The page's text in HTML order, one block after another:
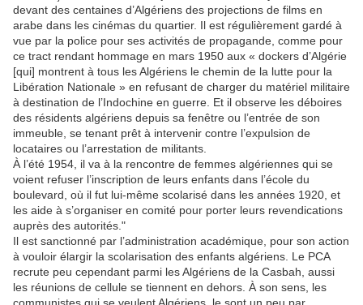
devant des centaines d’Algériens des projections de films en
arabe dans les cinémas du quartier. Il est régulièrement gardé à
vue par la police pour ses activités de propagande, comme pour
ce tract rendant hommage en mars 1950 aux « dockers d’Algérie
[qui] montrent à tous les Algériens le chemin de la lutte pour la
Libération Nationale » en refusant de charger du matériel militaire
à destination de l’Indochine en guerre. Et il observe les déboires
des résidents algériens depuis sa fenêtre ou l’entrée de son
immeuble, se tenant prêt à intervenir contre l’expulsion de
locataires ou l’arrestation de militants.
À l’été 1954, il va à la rencontre de femmes algériennes qui se
voient refuser l’inscription de leurs enfants dans l’école du
boulevard, où il fut lui-même scolarisé dans les années 1920, et
les aide à s’organiser en comité pour porter leurs revendications
auprès des autorités."
Il est sanctionné par l’administration académique, pour son action
à vouloir élargir la scolarisation des enfants algériens. Le PCA
recrute peu cependant parmi les Algériens de la Casbah, aussi
les réunions de cellule se tiennent en dehors. À son sens, les